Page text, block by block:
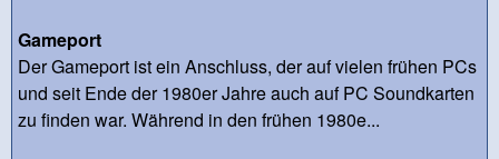
Gameport
Der Gameport ist ein Anschluss, der auf vielen frühen PCs
und seit Ende der 1980er Jahre auch auf PC Soundkarten
zu finden war. Während in den frühen 1980e...